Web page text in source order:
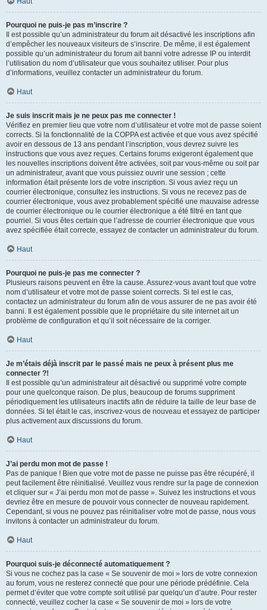
Pourquoi ne puis-je pas m’inscrire ?
Il est possible qu’un administrateur du forum ait désactivé les inscriptions afin
d’empêcher les nouveaux visiteurs de s’inscrire. De même, il est également
possible qu’un administrateur du forum ait banni votre adresse IP ou interdit
l’utilisation du nom d’utilisateur que vous souhaitez utiliser. Pour plus
d’informations, veuillez contacter un administrateur du forum.
Haut
Je suis inscrit mais je ne peux pas me connecter !
Vérifiez en premier lieu que votre nom d’utilisateur et votre mot de passe soient
corrects. Si la fonctionnalité de la COPPA est activée et que vous avez spécifié
avoir en dessous de 13 ans pendant l’inscription, vous devrez suivre les
instructions que vous avez reçues. Certains forums exigeront également que
les nouvelles inscriptions doivent être activées, soit par vous-même ou soit par
un administrateur, avant que vous puissiez ouvrir une session ; cette
information était présente lors de votre inscription. Si vous aviez reçu un
courrier électronique, consultez les instructions. Si vous ne recevez pas de
courrier électronique, vous avez probablement spécifié une mauvaise adresse
de courrier électronique ou le courrier électronique a été filtré en tant que
pourriel. Si vous êtes certain que l’adresse de courrier électronique que vous
avez spécifiée était correcte, essayez de contacter un administrateur du forum.
Haut
Pourquoi ne puis-je pas me connecter ?
Plusieurs raisons peuvent en être la cause. Assurez-vous avant tout que votre
nom d’utilisateur et votre mot de passe soient corrects. Si tel est le cas,
contactez un administrateur du forum afin de vous assurer de ne pas avoir été
banni. Il est également possible que le propriétaire du site internet ait un
problème de configuration et qu’il soit nécessaire de la corriger.
Haut
Je m’étais déjà inscrit par le passé mais ne peux à présent plus me
connecter ?!
Il est possible qu’un administrateur ait désactivé ou supprimé votre compte
pour une quelconque raison. De plus, beaucoup de forums suppriment
périodiquement les utilisateurs inactifs afin de réduire la taille de leur base de
données. Si tel était le cas, inscrivez-vous de nouveau et essayez de participer
plus activement aux discussions du forum.
Haut
J’ai perdu mon mot de passe !
Pas de panique ! Bien que votre mot de passe ne puisse pas être récupéré, il
peut facilement être réinitialisé. Veuillez vous rendre sur la page de connexion
et cliquer sur « J’ai perdu mon mot de passe ». Suivez les instructions et vous
devriez être en mesure de pouvoir vous connecter de nouveau rapidement.
Cependant, si vous ne pouvez pas réinitialiser votre mot de passe, nous vous
invitons à contacter un administrateur du forum.
Haut
Pourquoi suis-je déconnecté automatiquement ?
Si vous ne cochez pas la case « Se souvenir de moi » lors de votre connexion
au forum, vous ne resterez connecté que pour une période prédéfinie. Cela
permet d’éviter que votre compte soit utilisé par quelqu’un d’autre. Pour rester
connecté, veuillez cocher la case « Se souvenir de moi » lors de votre